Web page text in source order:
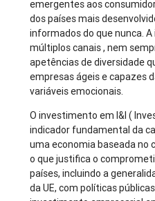
emergentes aos
dos países mais
informados do que nunca.
múltiplos canais , nem
apetências de diversidade
empresas ágeis e capazes
variáveis emocionais.
O investimento em I&I (
indicador fundamental da
uma economia baseada no
o que justifica o
países, incluindo a
da UE, com políticas